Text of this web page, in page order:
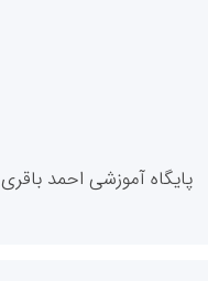
پایگاه آموزشی احمد باقری